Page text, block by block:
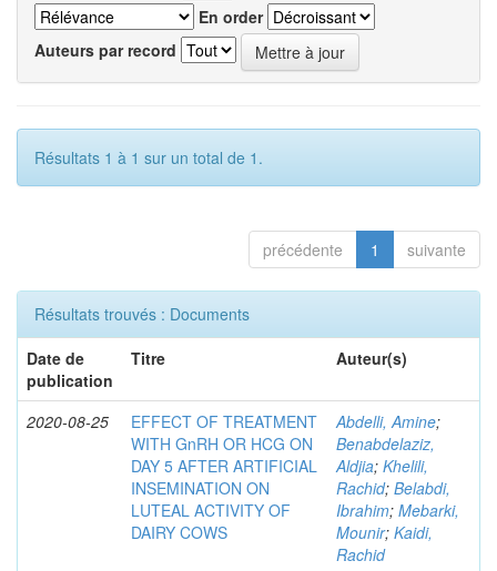
En order
Auteurs par record
Résultats 1 à 1 sur un total de 1.
précédente 1 suivante
Résultats trouvés : Documents
Date de
publication
Titre Auteur(s)
2020-08-25
EFFECT OF TREATMENT
WITH GnRH OR HCG ON
DAY 5 AFTER ARTIFICIAL
INSEMINATION ON
LUTEAL ACTIVITY OF
DAIRY COWS
Abdelli, Amine;
Benabdelaziz,
Aldjia; Khelili,
Rachid; Belabdi,
Ibrahim; Mebarki,
Mounir; Kaidi,
Rachid